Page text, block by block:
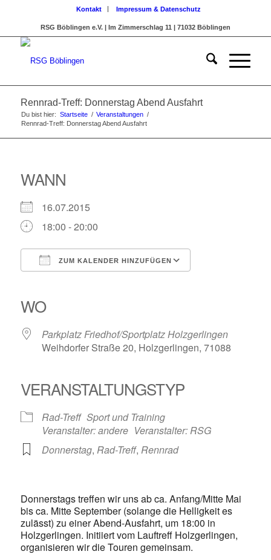
Kontakt Impressum & Datenschutz
RSG Böblingen e.V. | Im Zimmerschlag 11 | 71032 Böblingen
Rennrad-Treff: Donnerstag Abend Ausfahrt
Du bist hier: Startseite / Veranstaltungen /
Rennrad-Treff: Donnerstag Abend Ausfahrt
WANN
16.07.2015
18:00 - 20:00
ZUM KALENDER HINZUFÜGEN
WO
Parkplatz Friedhof/Sportplatz Holzgerlingen
Weihdorfer Straße 20, Holzgerlingen, 71088
VERANSTALTUNGSTYP
Rad-Treff Sport und Training
Veranstalter: andere Veranstalter: RSG
Donnerstag, Rad-Treff, Rennrad
Donnerstags treffen wir uns ab ca. Anfang/Mitte Mai
bis ca. Mitte September (solange die Helligkeit es
zulässt) zu einer Abend-Ausfahrt, um 18:00 in
Holzgerlingen. Initiiert vom Lauftreff Holzgerlingen,
organisieren wir die Touren gemeinsam.